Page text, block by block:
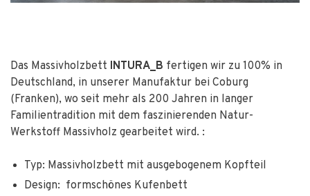
Das Massivholzbett INTURA_B fertigen wir zu 100% in
Deutschland, in unserer Manufaktur bei Coburg
(Franken), wo seit mehr als 200 Jahren in langer
Familientradition mit dem faszinierenden Natur-
Werkstoff Massivholz gearbeitet wird. :
Typ: Massivholzbett mit ausgebogenem Kopfteil
Design: formschönes Kufenbett